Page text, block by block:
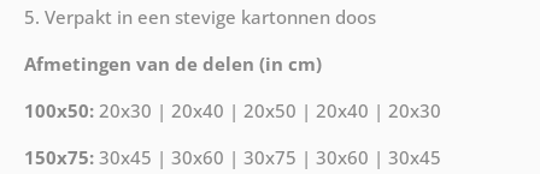
5. Verpakt in een stevige kartonnen doos
Afmetingen van de delen (in cm)
100x50:20x30 | 20x40 | 20x50 | 20x40 | 20x30
150x75:30x45 | 30x60 | 30x75 | 30x60 | 30x45